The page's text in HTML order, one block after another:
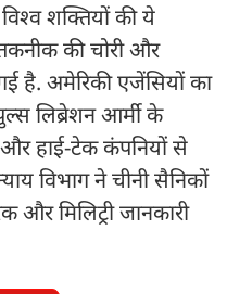
विश्व शक्तियों की ये
तकनीक की चोरी और
है. अमेरिकी एजेंसियों का
लिब्रेशन आर्मी के
और हाई-टेक कंपनियों से
विभाग ने चीनी सैनिकों
और मिलिट्री जानकारी